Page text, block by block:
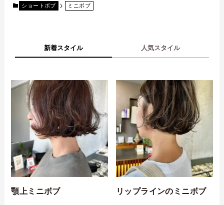
ショートボブ ミニボブ
新着スタイル 人気スタイル
顎上ミニボブ リップラインのミニボブ